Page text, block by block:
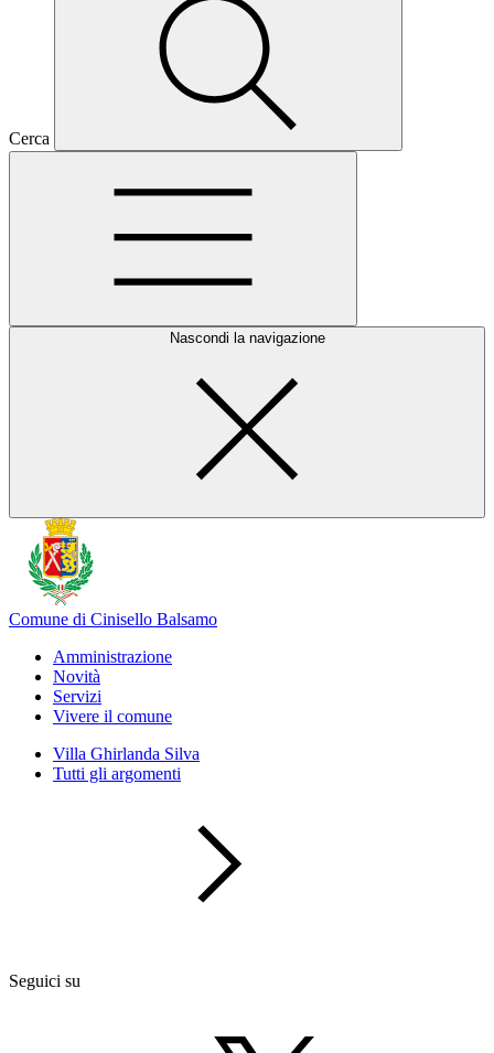
Cerca
Nascondi la navigazione
Comune di Cinisello Balsamo
Amministrazione
Novità
Servizi
Vivere il comune
Villa Ghirlanda Silva
Tutti gli argomenti
Seguici su